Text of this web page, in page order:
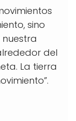
sino
del
La tierra